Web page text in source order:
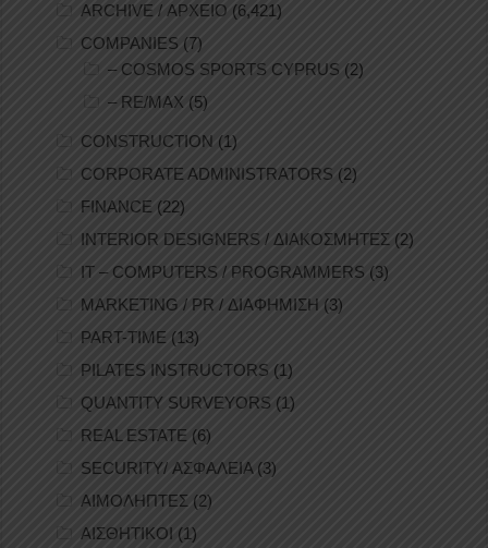
ARCHIVE / ΑΡΧΕΙΟ (6,421)
COMPANIES (7)
– COSMOS SPORTS CYPRUS (2)
– RE/MAX (5)
CONSTRUCTION (1)
CORPORATE ADMINISTRATORS (2)
FINANCE (22)
INTERIOR DESIGNERS / ΔΙΑΚΟΣΜΗΤΕΣ (2)
IT – COMPUTERS / PROGRAMMERS (3)
MARKETING / PR / ΔΙΑΦΗΜΙΣΗ (3)
PART-TIME (13)
PILATES INSTRUCTORS (1)
QUANTITY SURVEYORS (1)
REAL ESTATE (6)
SECURITY/ ΑΣΦΑΛΕΙΑ(3)
ΑΙΜΟΛΗΠΤΕΣ (2)
ΑΙΣΘΗΤΙΚΟΙ (1)